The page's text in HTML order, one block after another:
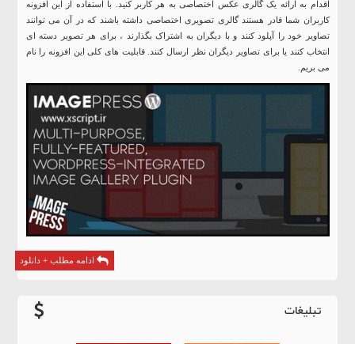
اقدام به ارائه یک گالری عکس اختصاصی به هر کاربر کنید. با استفاده از این افزونه
کاربران شما قادر هستند گالری تصویری اختصاصی داشته باشند که در آن می توانند
تصاویر خود را آپلود کنند و با دیگران به اشتراک بگذارند ، برای هر تصویر دسته ای
انتخاب کنند یا برای تصاویر دیگران نظر ارسال کنند. قابلیت های کلی این افزونه را نام
می بریم.
ادامه مطلب + دانلود
تبلیغات